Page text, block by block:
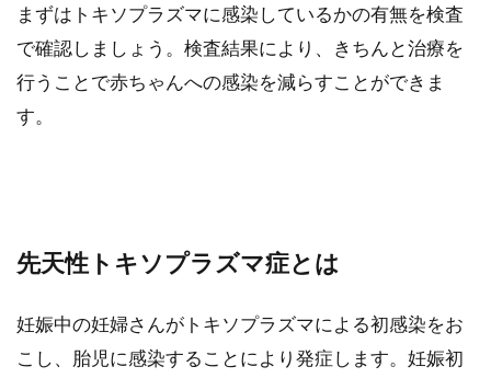
まずはトキソプラズマに感染しているかの有無を検査
で確認しましょう。検査結果により、きちんと治療を
行うことで赤ちゃんへの感染を減らすことができま
す。
先天性トキソプラズマ症とは
妊娠中の妊婦さんがトキソプラズマによる初感染をお
こし、胎児に感染することにより発症します。妊娠初